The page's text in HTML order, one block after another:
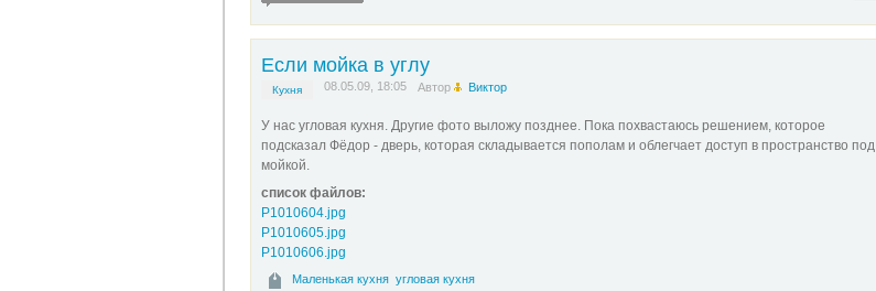
Если мойка в углу
Кухня 08.05.09, 18:05 Автор Виктор
У нас угловая кухня. Другие фото выложу позднее. Пока похвастаюсь решением, которое
подсказал Фёдор - дверь, которая складывается пополам и облегчает доступ в пространство под
мойкой.
список файлов:
P1010604.jpg
P1010605.jpg
P1010606.jpg
Маленькая кухня угловая кухня